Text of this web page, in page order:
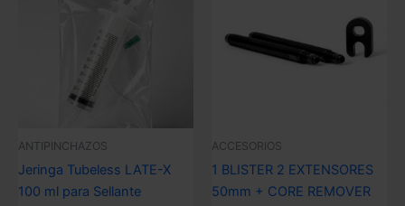
ANTIPINCHAZOS
Jeringa Tubeless LATE-X
100 ml para Sellante
ACCESORIOS
1 BLISTER 2 EXTENSORES
50mm + CORE REMOVER